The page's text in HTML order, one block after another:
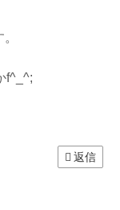
f^_^;
返信